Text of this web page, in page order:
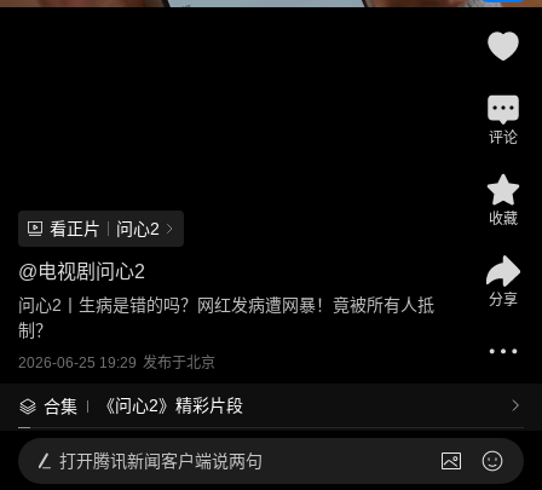
看正片 问心2
@电视剧问心2
问心2丨生病是错的吗？网红发病遭网暴！竟被所有人抵
制？
2026-06-25 19:29 发布于北京
合集 《问心2》精彩片段
评论
收藏
分享
打开腾讯新闻客户端说两句